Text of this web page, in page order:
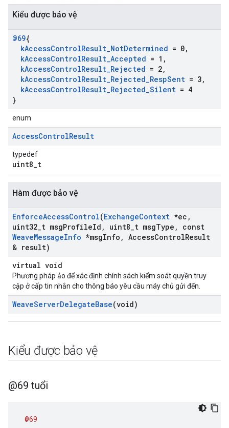
Kiểu được bảo vệ
@69{
kAccessControlResult_NotDetermined = 0,
kAccessControlResult_Accepted = 1 ,
kAccessControlResult_Rejected = 2,
kAccessControlResult_Rejected_RespSent = 3,
kAccessControlResult_Rejected_Silent = 4
}
enum
AccessControlResult
typedef
uint8_t
Hàm được bảo vệ
EnforceAccessControl(ExchangeContext *ec ,
uint32 t msgProfileId , uint8 t msgType ,
const
WeaveMessageInfo *msgInfo , AccessControlResult
& result)
virtual void
Phương pháp ảo để xác định chính sách kiểm soát quyền truy
cập ở cấp tin nhắn cho thông báo yêu cầu máy chủ gửi đến.
WeaveServerDelegateBase(void)
Kiểu được bảo vệ
@69 tuổi
@69